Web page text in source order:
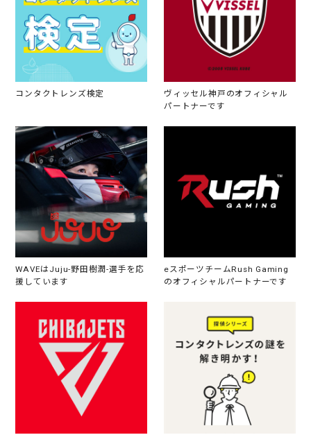
コンタクトレンズ検定
ヴィッセル神戸のオフィシャル
パートナーです
WAVEはJuju-野田樹潤-選手を応
援しています
eスポーツチームRush Gaming
のオフィシャルパートナーです